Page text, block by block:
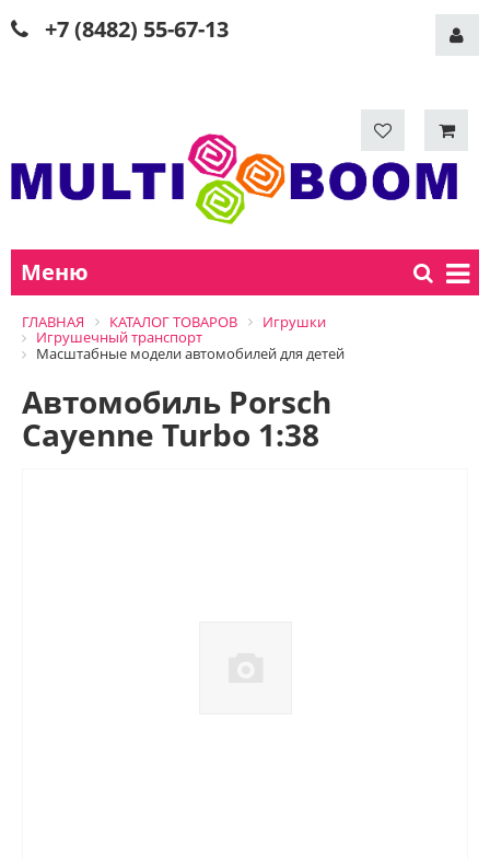
+7 (8482) 55-67-13
Меню
ГЛАВНАЯ КАТАЛОГ ТОВАРОВ
Игрушки
Игрушечный транспорт
Масштабные модели автомобилей для детей
Автомобиль Porsch
Cayenne Turbo 1:38